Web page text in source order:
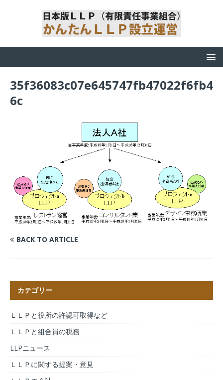
35f36083c07e645747fb47022f6fb4
6c
BACK TO ARTICLE
カテゴリー
ＬＬＰと役所の許認可取得など
ＬＬＰと組合員の税務
LLPニュース
ＬＬＰに関する提案・意見